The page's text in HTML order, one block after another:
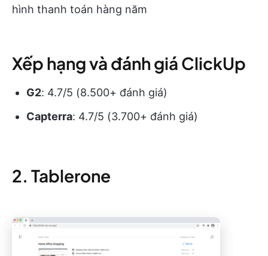
hình thanh toán hàng năm
Xếp hạng và đánh giá ClickUp
G2: 4.7/5 (8.500+ đánh giá)
Capterra: 4.7/5 (3.700+ đánh giá)
2. Tablerone